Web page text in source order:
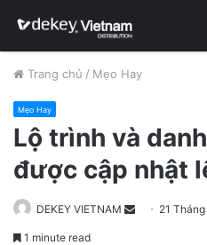
Trang chủ / Mẹo Hay
Mẹo Hay
Lộ trình và
được cập nhật
DEKEY VIETNAM 21
1 minute read